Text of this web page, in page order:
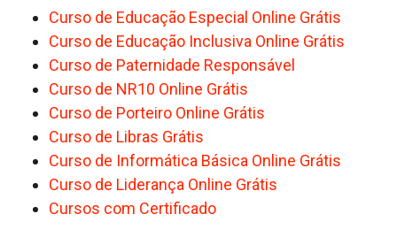
Curso de Educação Especial Online Grátis
Curso de Educação Inclusiva Online Grátis
Curso de Paternidade Responsável
Curso de NR10 Online Grátis
Curso de Porteiro Online Grátis
Curso de Libras Grátis
Curso de Informática Básica Online Grátis
Curso de Liderança Online Grátis
Cursos com Certificado